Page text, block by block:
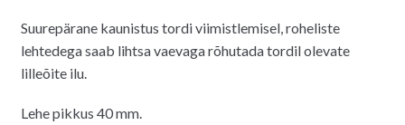
Suurepärane kaunistus tordi viimistlemisel, roheliste
lehtedega saab lihtsa vaevaga rõhutada tordil olevate
lilleõite ilu.
Lehe pikkus 40 mm.